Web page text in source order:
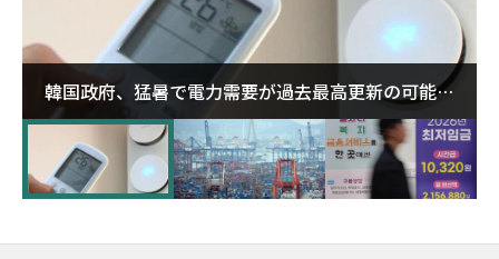
韓国政府、猛暑で電力需要が過去最高更新の可能性
に需給対応体制を点検